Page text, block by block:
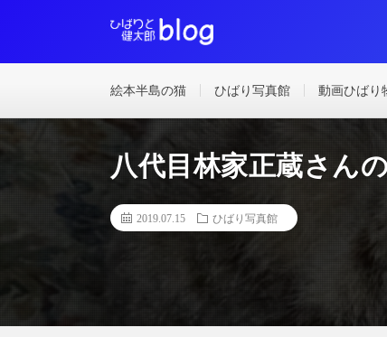
絵本半島の猫 ひばり写真館 動画ひばり
八代目林家正蔵さんの
2019.07.15 ひばり写真館